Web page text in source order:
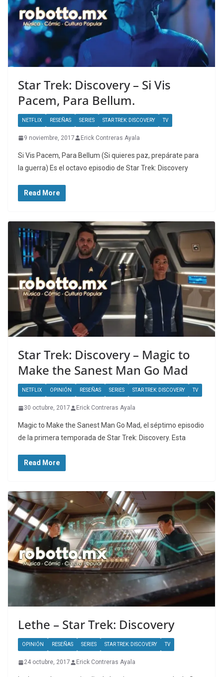
Star Trek: Discovery – Si Vis
Pacem, Para Bellum.
NETFLIX RESEÑAS SERIES STAR TREK: DISCOVERY TV
9 noviembre, 2017 Erick Contreras Ayala
Si Vis Pacem, Para Bellum (Si quieres paz, prepárate para
la guerra) Es el octavo episodio de Star Trek: Discovery
Read More
Star Trek: Discovery – Magic to
Make the Sanest Man Go Mad
NETFLIX OPINIÓN RESEÑAS SERIES STAR TREK: DISCOVERY TV
30 octubre, 2017 Erick Contreras Ayala
Magic to Make the Sanest Man Go Mad, el séptimo episodio
de la primera temporada de Star Trek: Discovery. Esta
Read More
Lethe – Star Trek: Discovery
OPINIÓN RESEÑAS SERIES STAR TREK: DISCOVERY TV
24 octubre, 2017 Erick Contreras Ayala